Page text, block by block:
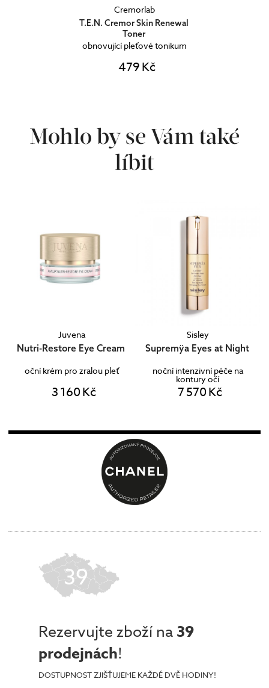
Cremorlab
T.E.N. Cremor Skin Renewal
Toner
obnovující pleťové tonikum
479 Kč
Mohlo by se Vám také
líbit
Juvena
Nutri-Restore Eye Cream
oční krém pro zralou pleť
3 160 Kč
Sisley
Supremÿa Eyes at Night
noční intenzivní péče na
kontury očí
7 570 Kč
39
Rezervujte zboží na 39
prodejnách!
DOSTUPNOST ZJIŠŤUJEME KAŽDÉ DVĚ HODINY!